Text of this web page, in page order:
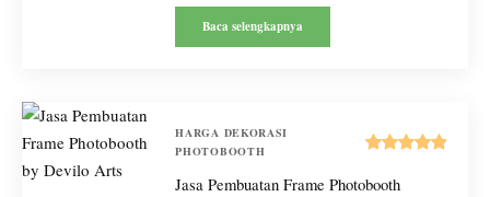
Baca selengkapnya
HARGA DEKORASI
PHOTOBOOTH
5.00
Jasa Pembuatan Frame Photobooth